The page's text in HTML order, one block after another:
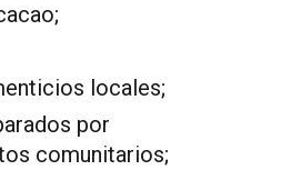
locales;
por
comunitarios;